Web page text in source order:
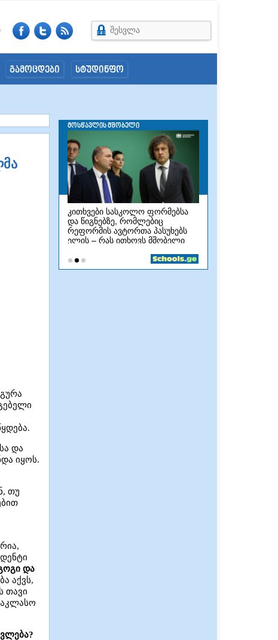
შესვლა
გამოცდები სტუდინფო
და
იყოს.
თუ
და
აქვს,
თავი